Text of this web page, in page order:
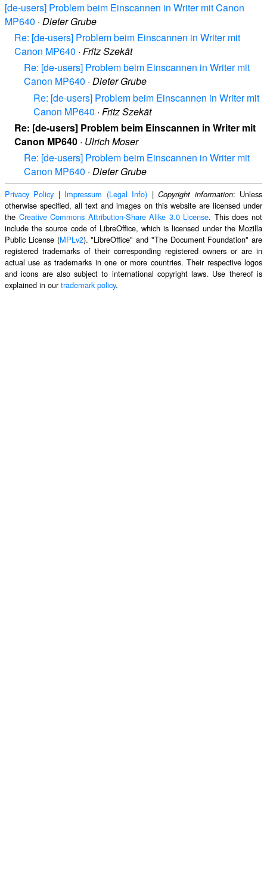
[de-users] Problem beim Einscannen in Writer mit Canon
MP640 · Dieter Grube
Re: [de-users] Problem beim Einscannen in Writer mit
Canon MP640 · Fritz Szekät
Re: [de-users] Problem beim Einscannen in Writer mit
Canon MP640 · Dieter Grube
Re: [de-users] Problem beim Einscannen in Writer mit
Canon MP640 · Fritz Szekät
Re: [de-users] Problem beim Einscannen in Writer mit
Canon MP640 · Ulrich Moser
Re: [de-users] Problem beim Einscannen in Writer mit
Canon MP640 · Dieter Grube
Privacy Policy | Impressum (Legal Info) |Copyright information: Unless
otherwise specified, all text and images on this website are licensed under
the Creative Commons Attribution-Share Alike 3.0 License. This does not
include the source code of LibreOffice, which is licensed under the Mozilla
Public License (MPLv2). "LibreOffice" and "The Document Foundation" are
registered trademarks of their corresponding registered owners or are in
actual use as trademarks in one or more countries. Their respective logos
and icons are also subject to international copyright laws. Use thereof is
explained in ourtrademark policy.